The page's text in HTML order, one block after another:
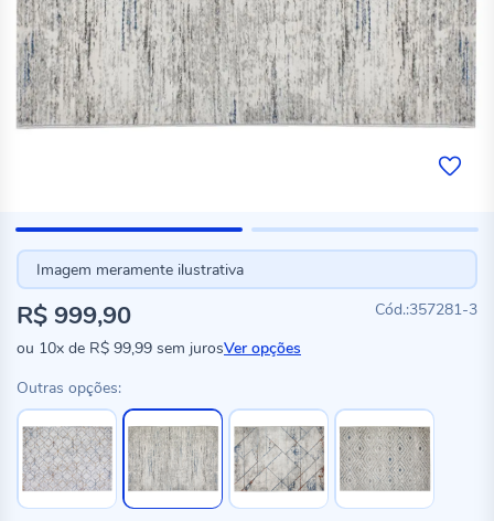
Imagem meramente ilustrativa
357281-3
R$ 999,90
ou 10x de R$ 99,99 sem jurosVer opções
Outras opções: